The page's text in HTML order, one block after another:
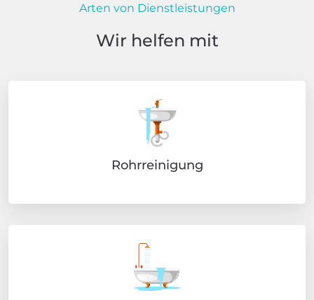
Arten von Dienstleistungen
Wir helfen mit
Rohrreinigung